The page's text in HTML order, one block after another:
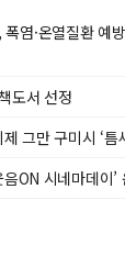
폭염·온열질환 예
도서 선정
그만 구미시 ‘틈
ON 시네마데이’